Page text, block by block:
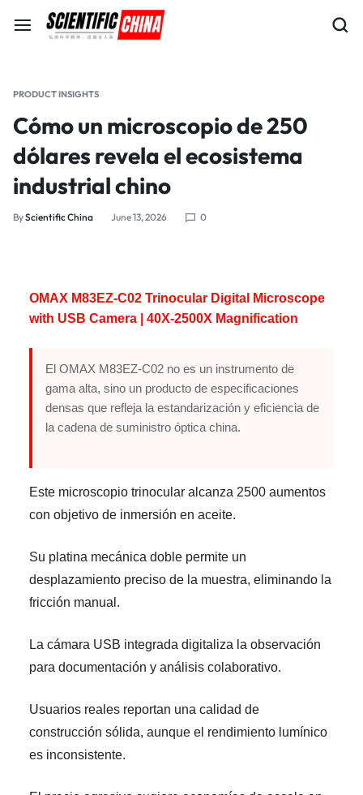
PRODUCT INSIGHTS
Cómo un microscopio de 250
dólares revela el ecosistema
industrial chino
ByScientific China June 13, 2026 0
OMAX M83EZ-C02 Trinocular Digital Microscope
with USB Camera | 40X-2500X Magnification
El OMAX M83EZ-C02 no es un instrumento de
gama alta, sino un producto de especificaciones
densas que refleja la estandarización y eficiencia de
la cadena de suministro óptica china.
Este microscopio trinocular alcanza 2500 aumentos
con objetivo de inmersión en aceite.
Su platina mecánica doble permite un
desplazamiento preciso de la muestra, eliminando la
fricción manual.
La cámara USB integrada digitaliza la observación
para documentación y análisis colaborativo.
Usuarios reales reportan una calidad de
construcción sólida, aunque el rendimiento lumínico
es inconsistente.